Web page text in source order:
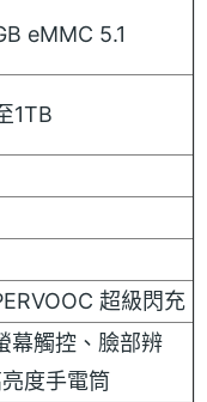
eMMC 5.1
1TB
超級閃充
幕觸控、臉部辨
度手電筒